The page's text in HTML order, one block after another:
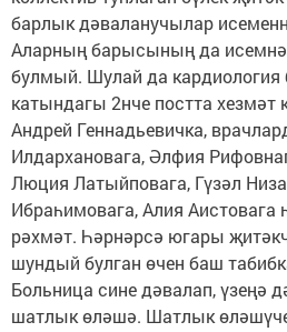
барлык дәваланучылар
Аларның барысының да
булмый. Шулай да кардиология
катындагы 2нче постта хезмәт
Андрей Геннадьевичка,
Илдархановага, Әлфия
Люция Латыйповага, Гүзәл
Ибраһимовага, Алия Аистовага
рәхмәт. Һәрнәрсә югары
шундый булган өчен баш
Больница сине дәвалап, үзеңә
шатлык өләшә. Шатлык